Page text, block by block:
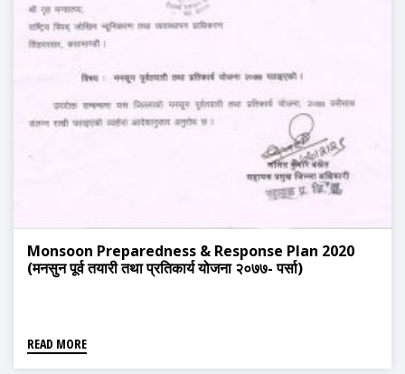
Monsoon Preparedness & Response Plan 2020
(मनसुन पूर्व तयारी तथा प्रतिकार्य योजना २०७७- पर्सा)
READ MORE